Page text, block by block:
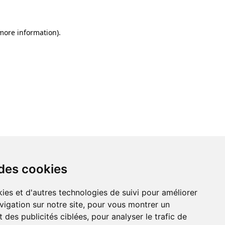
cookies
et d'autres technologies de suivi pour améliorer
sur notre site, pour vous montrer un
des publicités ciblées, pour analyser le trafic de
information).